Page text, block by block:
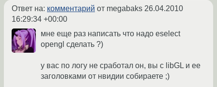
Ответ на: комментарий от megabaks 26.04.2010
16:29:34 +00:00
мне еще раз написать что надо eselect
opengl сделать ?)
у вас по логу не сработал он, вы с libGL и ее
заголовками от нвидии собираете ;)